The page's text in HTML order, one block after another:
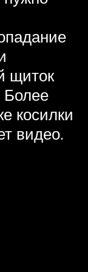
щиток
Более
косилки
видео.